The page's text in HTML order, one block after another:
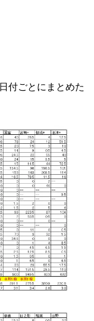
付ごとにまとめた